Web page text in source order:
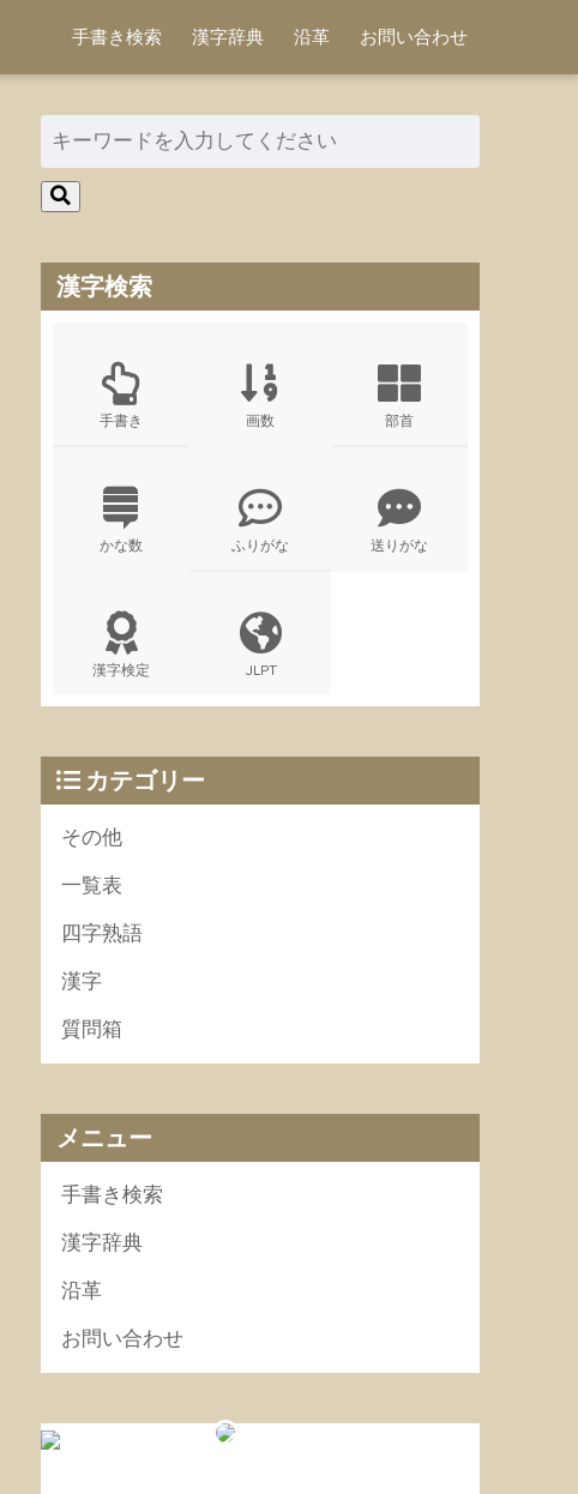
手書き検索 漢字辞典 沿革 お問い合わせ
漢字検索
手書き 画数 部首
かな数 ふりがな 送りがな
漢字検定 JLPT
カテゴリー
その他
一覧表
四字熟語
漢字
質問箱
メニュー
手書き検索
漢字辞典
沿革
お問い合わせ